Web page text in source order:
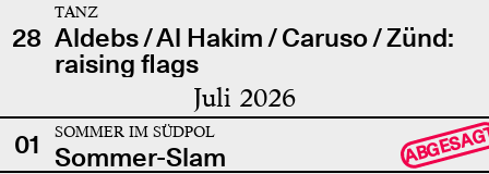
28
TANZ
Aldebs / Al Hakim / Caruso / Zünd:
raising flags
Juli 2026
01 SOMMER IM SÜDPOL
Sommer-Slam